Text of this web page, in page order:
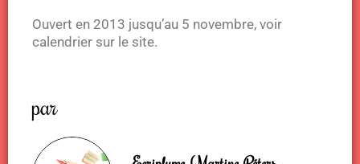
Ouvert en 2013 jusqu’au 5 novembre, voir
calendrier sur le site.
par